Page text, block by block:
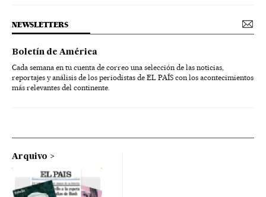
NEWSLETTERS
Boletín de América
Cada semana en tu cuenta de correo una selección de las noticias,
reportajes y análisis de los periodistas de EL PAÍS con los acontecimientos
más relevantes del continente.
Arquivo